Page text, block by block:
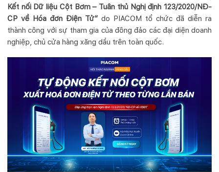
Kết nối Dữ liệu Cột Bơm – Tuân thủ Nghị định 123/2020/NĐ-
CP về Hóa đơn Điện Tử” do PIACOM tổ chức đã diễn ra
thành công với sự tham gia của đông đảo các đại diện doanh
nghiệp, chủ cửa hàng xăng dầu trên toàn quốc.